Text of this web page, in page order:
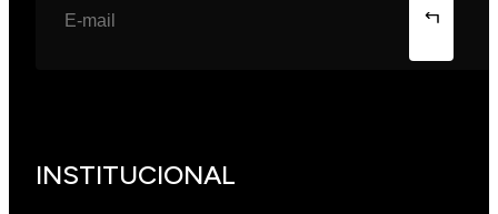
INSTITUCIONAL